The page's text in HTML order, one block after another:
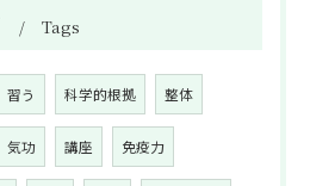
Tags
習う 科学的根拠 整体
気功 講座 免疫力